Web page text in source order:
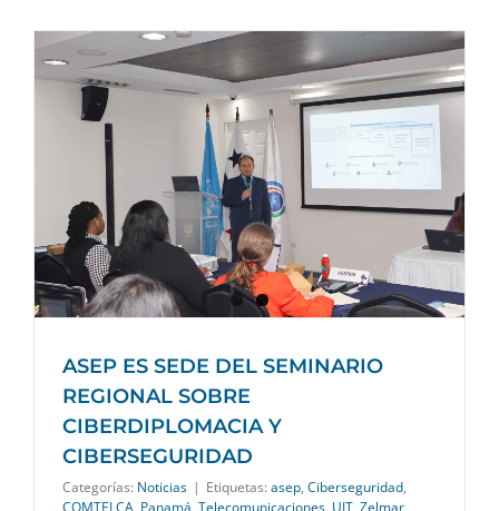
ASEP ES SEDE DEL SEMINARIO
REGIONAL SOBRE
CIBERDIPLOMACIA Y
CIBERSEGURIDAD
Categorías: Noticias | Etiquetas: asep, Ciberseguridad,